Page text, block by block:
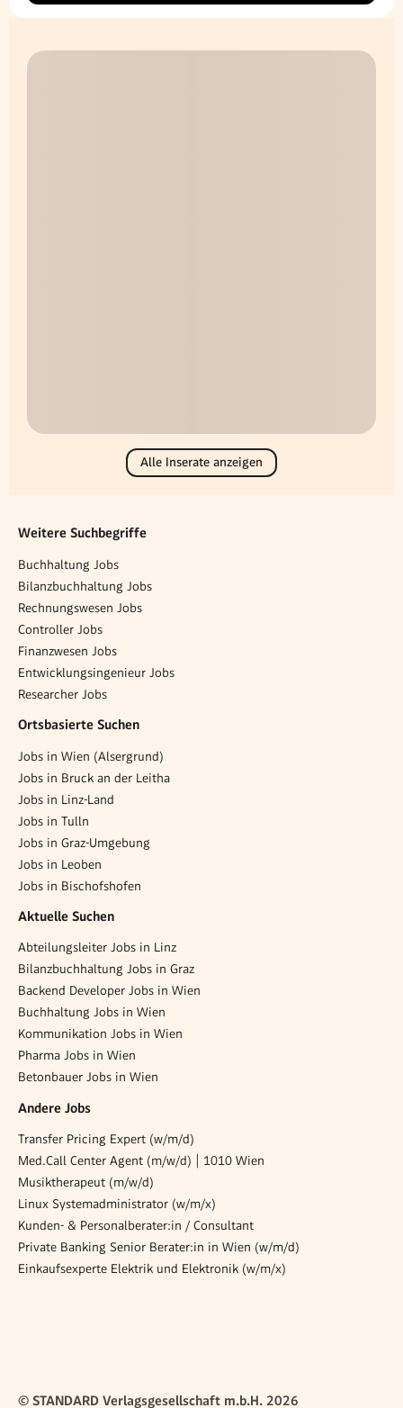
Alle Inserate anzeigen
Weitere Suchbegriffe
Buchhaltung Jobs
Bilanzbuchhaltung Jobs
Rechnungswesen Jobs
Controller Jobs
Finanzwesen Jobs
Entwicklungsingenieur Jobs
Researcher Jobs
Ortsbasierte Suchen
Jobs in Wien (Alsergrund)
Jobs in Bruck an der Leitha
Jobs in Linz-Land
Jobs in Tulln
Jobs in Graz-Umgebung
Jobs in Leoben
Jobs in Bischofshofen
Aktuelle Suchen
Abteilungsleiter Jobs in Linz
Bilanzbuchhaltung Jobs in Graz
Backend Developer Jobs in Wien
Buchhaltung Jobs in Wien
Kommunikation Jobs in Wien
Pharma Jobs in Wien
Betonbauer Jobs in Wien
Andere Jobs
Transfer Pricing Expert (w/m/d)
Med.Call Center Agent (m/w/d) | 1010 Wien
Musiktherapeut (m/w/d)
Linux Systemadministrator (w/m/x)
Kunden- & Personalberater:in / Consultant
Private Banking Senior Berater:in in Wien (w/m/d)
Einkaufsexperte Elektrik und Elektronik (w/m/x)
© STANDARD Verlagsgesellschaft m.b.H. 2026